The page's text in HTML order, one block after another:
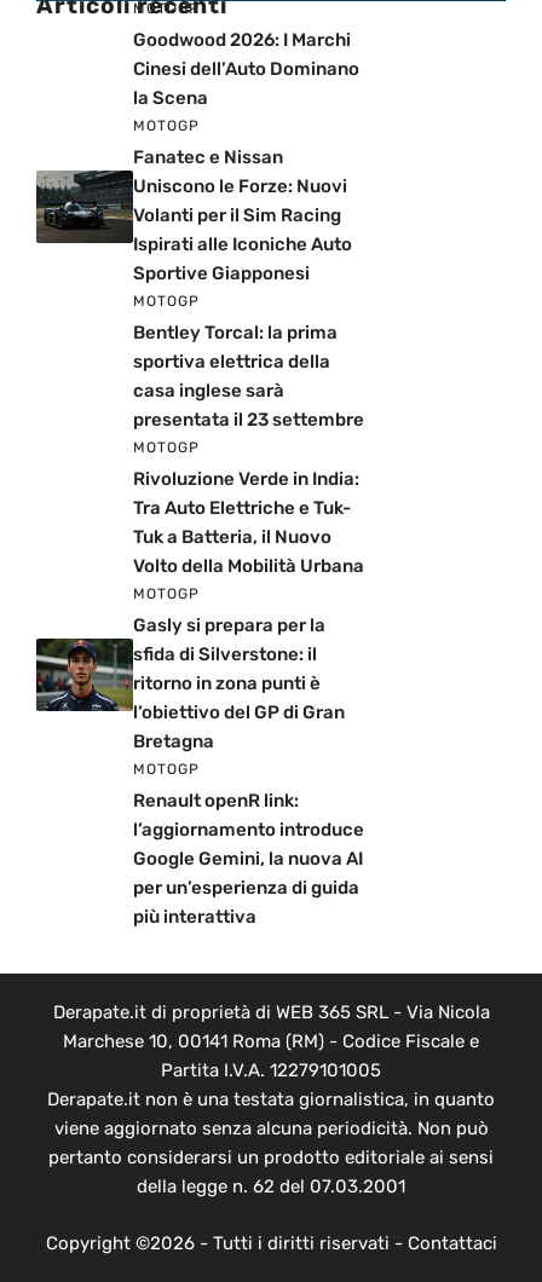
MOTOGP
Goodwood 2026: I Marchi
Cinesi dell’Auto Dominano
la Scena
MOTOGP
Fanatec e Nissan
Uniscono le Forze: Nuovi
Volanti per il Sim Racing
Ispirati alle Iconiche Auto
Sportive Giapponesi
MOTOGP
Bentley Torcal: la prima
sportiva elettrica della
casa inglese sarà
presentata il 23 settembre
MOTOGP
Rivoluzione Verde in India:
Tra Auto Elettriche e Tuk-
Tuk a Batteria, il Nuovo
Volto della Mobilità Urbana
MOTOGP
Gasly si prepara per la
sfida di Silverstone: il
ritorno in zona punti è
l’obiettivo del GP di Gran
Bretagna
MOTOGP
Renault openR link:
l’aggiornamento introduce
Google Gemini, la nuova AI
per un’esperienza di guida
più interattiva
Derapate.it di proprietà di WEB 365 SRL - Via Nicola
Marchese 10, 00141 Roma (RM) - Codice Fiscale e
Partita I.V.A. 12279101005
Derapate.it non è una testata giornalistica, in quanto
viene aggiornato senza alcuna periodicità. Non può
pertanto considerarsi un prodotto editoriale ai sensi
della legge n. 62 del 07.03.2001
Copyright ©2026 - Tutti i diritti riservati - Contattaci